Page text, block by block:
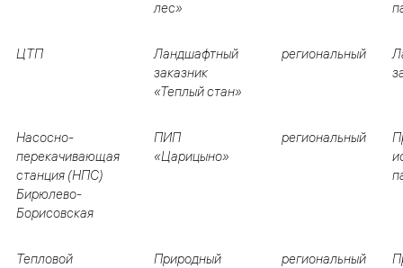
лес»
ЦТП
Ландшафтный
заказник
«Теплый стан»
региональный
Насосно-
перекачивающая
станция (НПС)
Бирюлево-
Борисовская
ПИП
«Царицыно»
региональный
Тепловой
Природный
региональный